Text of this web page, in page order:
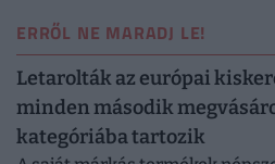
ERRŐL NE MARADJ LE!
Letarolták az európai
minden második
kategóriába tartozik